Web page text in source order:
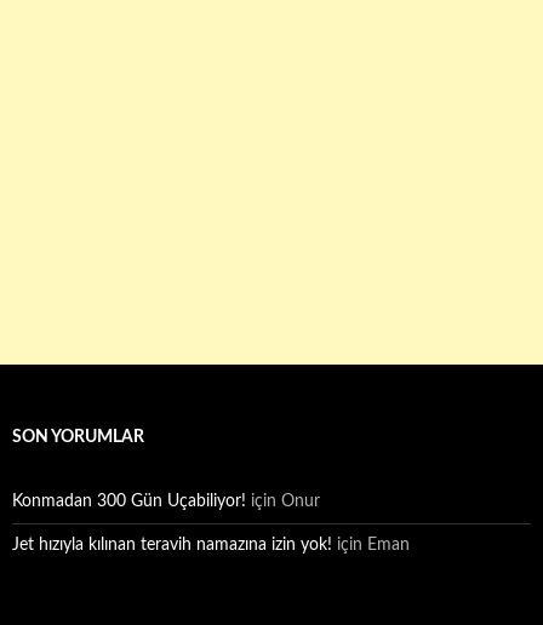
SON YORUMLAR
Konmadan 300 Gün Uçabiliyor! için Onur
Jet hızıyla kılınan teravih namazına izin yok! için Eman